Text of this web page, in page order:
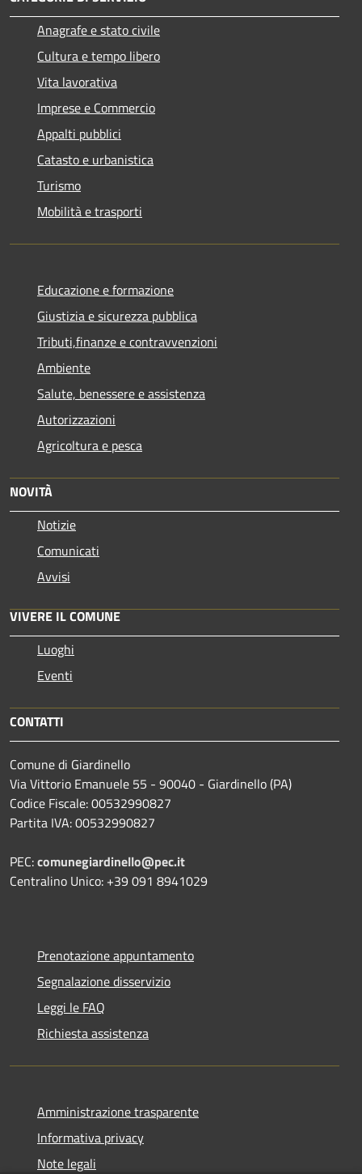
Anagrafe e stato civile
Cultura e tempo libero
Vita lavorativa
Imprese e Commercio
Appalti pubblici
Catasto e urbanistica
Turismo
Mobilità e trasporti
Educazione e formazione
Giustizia e sicurezza pubblica
Tributi,finanze e contravvenzioni
Ambiente
Salute, benessere e assistenza
Autorizzazioni
Agricoltura e pesca
NOVITÀ
Notizie
Comunicati
Avvisi
VIVERE IL COMUNE
Luoghi
Eventi
CONTATTI
Comune di Giardinello
Via Vittorio Emanuele 55 - 90040 - Giardinello (PA)
Codice Fiscale: 00532990827
Partita IVA: 00532990827
PEC:comunegiardinello@pec.it
Centralino Unico: +39 091 8941029
Prenotazione appuntamento
Segnalazione disservizio
Leggi le FAQ
Richiesta assistenza
Amministrazione trasparente
Informativa privacy
Note legali